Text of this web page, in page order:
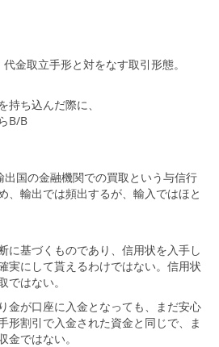
金取立手形と対をなす取引形態。
ち込んだ際に、
B/B
国の金融機関での買取という与信行
、輸出では頻出するが、輸入ではほと
に基づくものであり、信用状を入手し
実にして貰えるわけではない。信用状
ではない。
金が口座に入金となっても、まだ安心
形割引で入金された資金と同じで、ま
金ではない。